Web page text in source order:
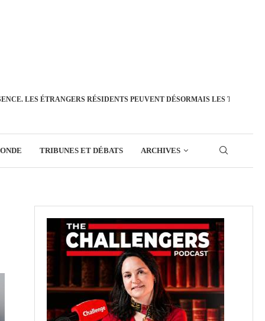
LES ÉTRANGERS RÉSIDENTS PEUVENT DÉSORMAIS LES
TRIBUNES ET DÉBATS ARCHIVES